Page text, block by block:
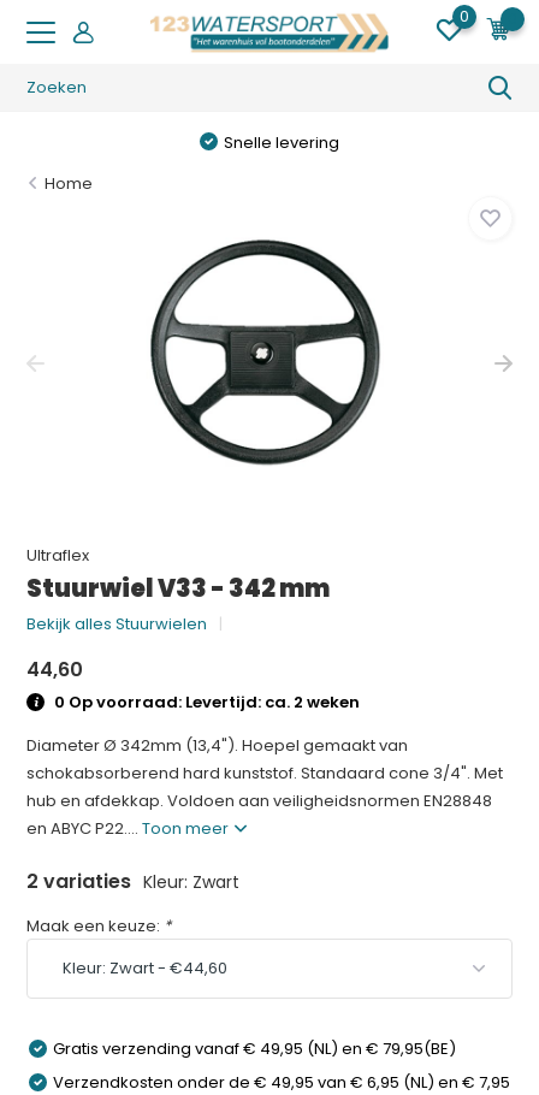
0
Snelle levering
Home
Ultraflex
Stuurwiel V33 - 342 mm
Bekijk alles Stuurwielen
44,60
0 Op voorraad: Levertijd: ca. 2 weken
Diameter Ø 342mm (13,4"). Hoepel gemaakt van
schokabsorberend hard kunststof. Standaard cone 3/4". Met
hub en afdekkap. Voldoen aan veiligheidsnormen EN28848
en ABYC P22....Toon meer
2 variaties Kleur: Zwart
Maak een keuze: *
Gratis verzending vanaf € 49,95 (NL) en € 79,95(BE)
Verzendkosten onder de € 49,95 van € 6,95 (NL) en € 7,95